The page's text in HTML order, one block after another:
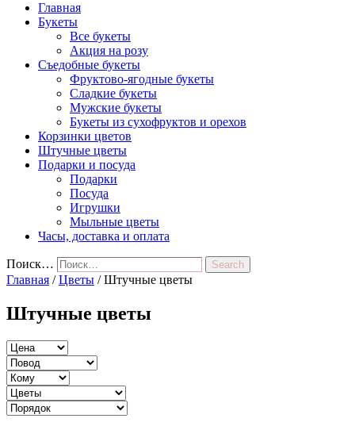
Главная
Букеты
Все букеты
Акция на розу
Съедобные букеты
Фруктово-ягодные букеты
Сладкие букеты
Мужские букеты
Букеты из сухофруктов и орехов
Корзинки цветов
Штучные цветы
Подарки и посуда
Подарки
Посуда
Игрушки
Мыльные цветы
Часы, доставка и оплата
Поиск… Search
Главная /Цветы / Штучные цветы
Штучные цветы